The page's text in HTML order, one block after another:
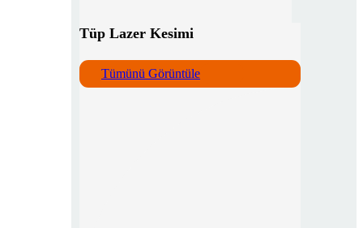
Tüp Lazer Kesimi
Tümünü Görüntüle